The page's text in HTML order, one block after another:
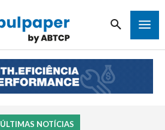
ÚLTIMAS NOTÍCIAS